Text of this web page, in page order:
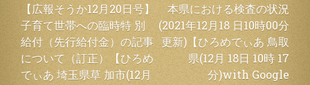
投
稿
ナ
ビ
【広報そうか12月20日号】
子育て世帯への臨時特 別
給付（先行給付金）の記事
について（訂正）【ひろめ
でぃあ 埼玉県草 加市(12月
本県における検査の状況
(2021年12月18 日10時00分
更新)【ひろめでぃあ 鳥取
県(12月 18日 10時 17
分)with Google